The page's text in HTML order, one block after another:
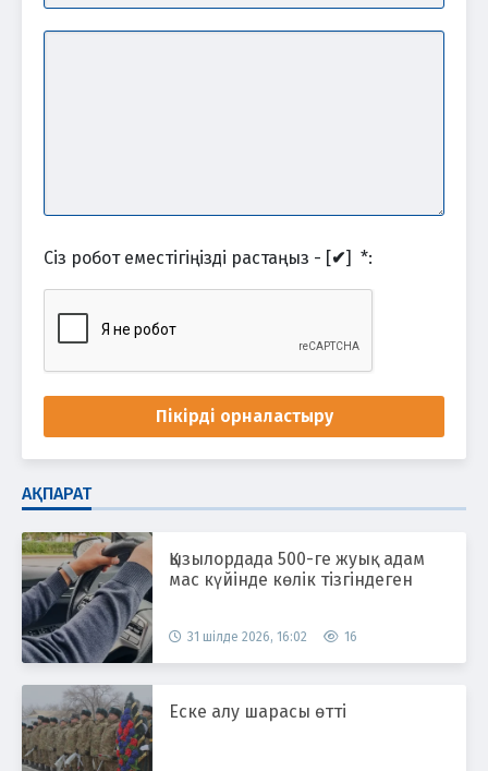
Сіз робот еместігіңізді растаңыз - [✔] *:
Пікірді орналастыру
АҚПАРАТ
Қызылордада 500-ге жуық адам
мас күйінде көлік тізгіндеген
31 шілде 2026, 16:02 16
Еске алу шарасы өтті